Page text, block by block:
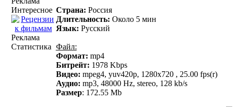
Интересное
Реклама
Статистика
Страна: Россия
Длительность: Около 5 мин
Язык: Русский
Файл:
Формат: mp4
Битрейт: 1978 Kbps
Видео: mpeg4, yuv420p, 1280х720 , 25.00 fps(r)
Аудио: mp3, 48000 Hz, stereo, 128 kb/s
Размер: 172.55 Mb